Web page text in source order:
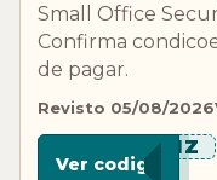
Small Office
Confirma
de pagar.
Revisto 05/08/2026
***BIZ
Ver codigo